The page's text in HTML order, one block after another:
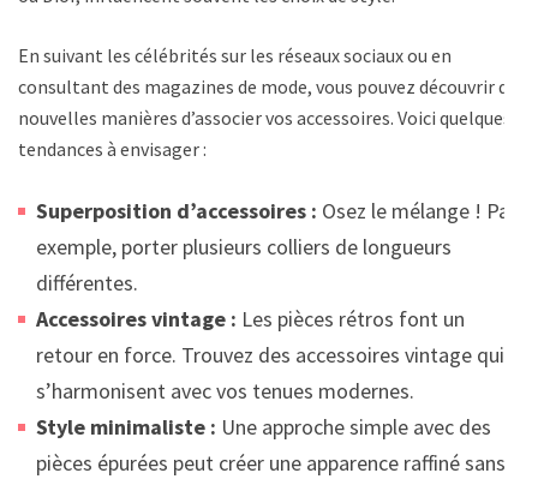
En suivant les célébrités sur les réseaux sociaux ou en
consultant des magazines de mode, vous pouvez découvrir de
nouvelles manières d’associer vos accessoires. Voici quelques
tendances à envisager :
Superposition d’accessoires : Osez le mélange ! Par
exemple, porter plusieurs colliers de longueurs
différentes.
Accessoires vintage : Les pièces rétros font un
retour en force. Trouvez des accessoires vintage qui
s’harmonisent avec vos tenues modernes.
Style minimaliste : Une approche simple avec des
pièces épurées peut créer une apparence raffiné sans